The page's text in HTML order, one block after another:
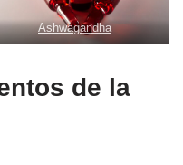
Ashwagandha
de la